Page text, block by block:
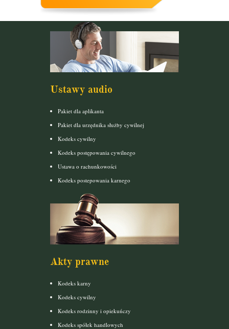
Ustawy audio
Pakiet dla aplikanta
Pakiet dla urzędnika służby cywilnej
Kodeks cywilny
Kodeks postępowania cywilnego
Ustawa o rachunkowości
Kodeks postepowania karnego
Akty prawne
Kodeks karny
Kodeks cywilny
Kodeks rodzinny i opiekuńczy
Kodeks spółek handlowych